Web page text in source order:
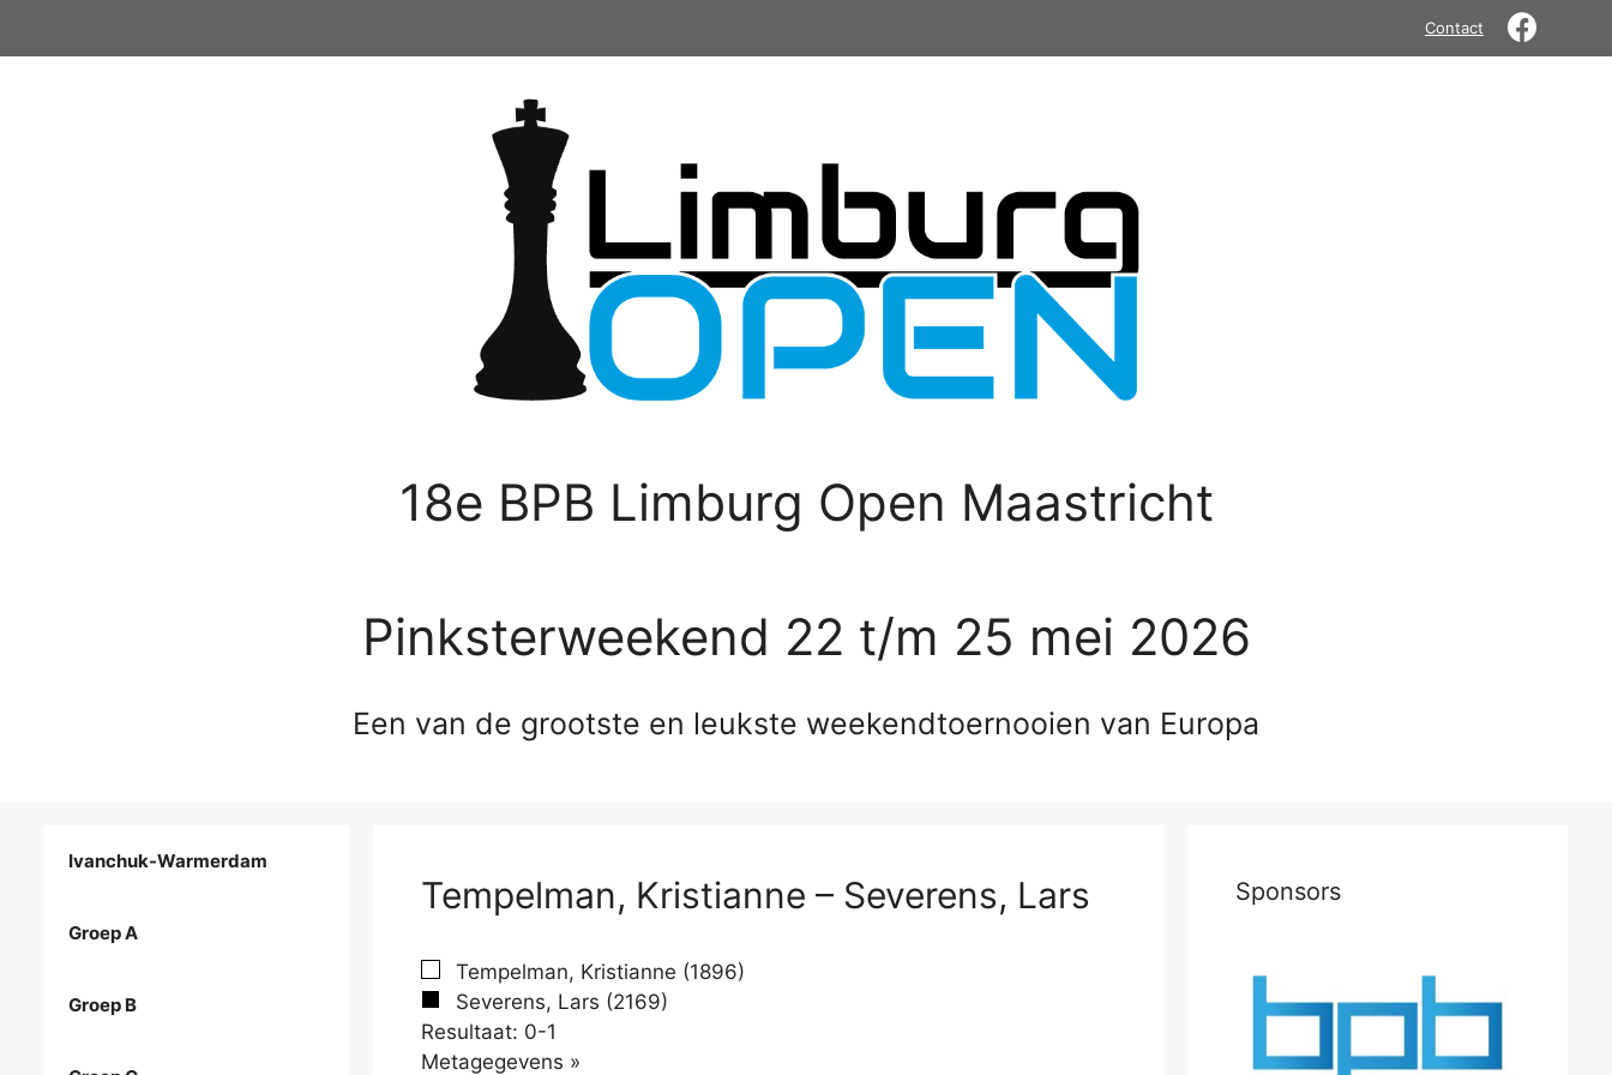
Contact
18e BPB Limburg Open Maastricht
Pinksterweekend 22 t/m 25 mei 2026
Een van de grootste en leukste weekendtoernooien van Europa
Tempelman, Kristianne – Severens, Lars
Tempelman, Kristianne (1896)
Severens, Lars (2169)
Resultaat: 0-1
Metagegevens »
Ivanchuk-Warmerdam
Groep A
Groep B
Sponsors